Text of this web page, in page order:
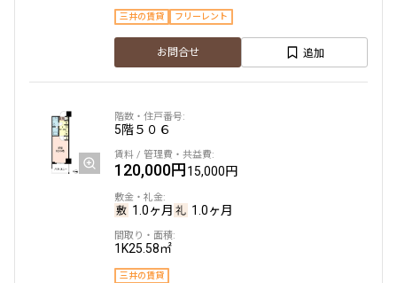
三井の賃貸 フリーレント
お問合せ 追加
5階５０６
120,000円15,000円
1.0ヶ月 1.0ヶ月
1K25.58㎡
三井の賃貸